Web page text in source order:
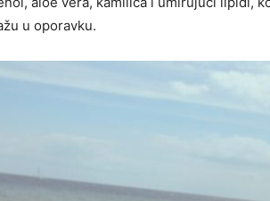
u oporavku.